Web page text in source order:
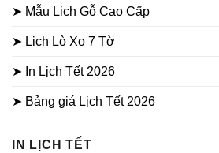
➤ Mẫu Lịch Gỗ Cao Cấp
➤ Lịch Lò Xo 7 Tờ
➤ In Lịch Tết 2026
➤ Bảng giá Lịch Tết 2026
IN LỊCH TẾT